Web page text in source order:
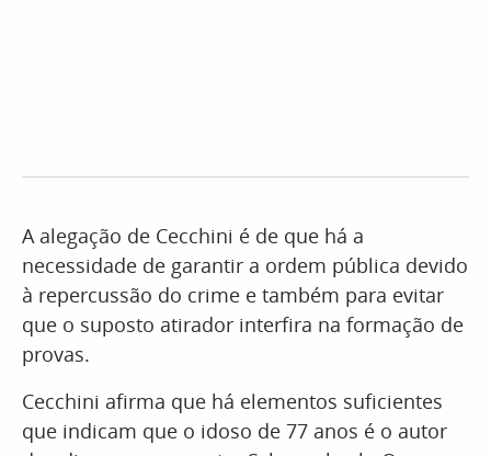
A alegação de Cecchini é de que há a
necessidade de garantir a ordem pública devido
à repercussão do crime e também para evitar
que o suposto atirador interfira na formação de
provas.
Cecchini afirma que há elementos suficientes
que indicam que o idoso de 77 anos é o autor